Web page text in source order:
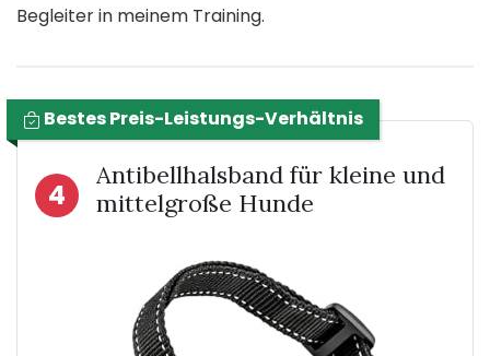
Begleiter in meinem Training.
Bestes Preis-Leistungs-Verhältnis
4
Antibellhalsband für kleine und
mittelgroße Hunde